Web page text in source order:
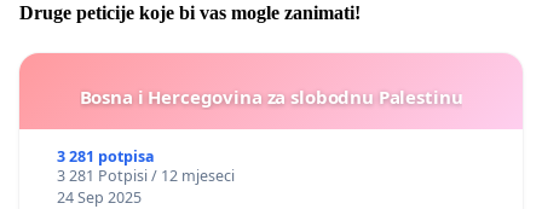
Druge peticije koje bi vas mogle zanimati!
Bosna i Hercegovina za slobodnu Palestinu
3 281 potpisa
3 281 Potpisi / 12 mjeseci
24 Sep 2025